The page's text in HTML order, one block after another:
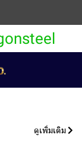
ดูเพิ่มเติม